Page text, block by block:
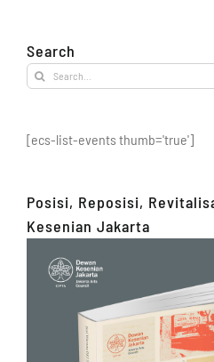
Search
Search
for:
[ecs-list-events thumb='true']
Posisi, Reposisi,
Kesenian Jakarta